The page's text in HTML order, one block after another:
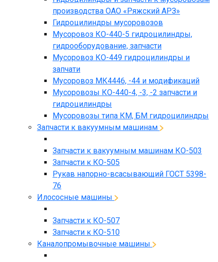
производства ОАО «Ряжский АРЗ»
Гидроцилиндры мусоровозов
Мусоровоз КО-440-5 гидроцилиндры,
гидрооборудование, запчасти
Мусоровоз КО-449 гидроцилиндры и
запчати
Мусоровоз МК4446, -44 и модификаций
Мусоровозы КО-440-4, -3, -2 запчасти и
гидроцилиндры
Мусоровозы типа КМ, БМ гидроцилиндры
Запчасти к вакуумным машинам
Запчасти к вакуумным машинам КО-503
Запчасти к КО-505
Рукав напорно-всасывающий ГОСТ 5398-
76
Илососные машины
Запчасти к КО-507
Запчасти к КО-510
Каналопромывочные машины